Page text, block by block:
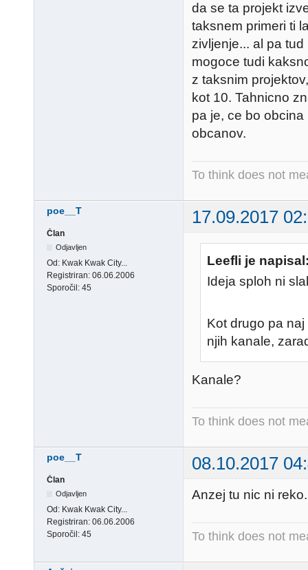
da se ta projekt
taksnem primeri ti
zivljenje... al pa
mogoce tudi
z taksnim
kot 10. Tahnicno
pa je, ce bo
obcanov.
To think does not
poe__T 17.09.2017
Član
Odjavljen
Od: Kwak Kwak City...
Registriran: 06.06.2006
Sporočil: 45
Leefli je
Ideja sploh ni
Kot drugo pa
njih kanale,
Kanale?
To think does not
poe__T 08.10.2017
Član
Odjavljen
Od: Kwak Kwak City...
Registriran: 06.06.2006
Sporočil: 45
Anzej tu nic ni
To think does not